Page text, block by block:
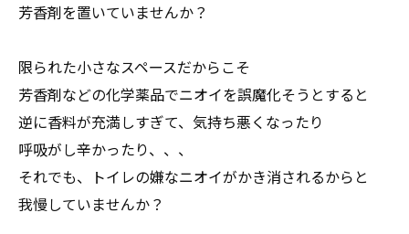
芳香剤を置いていませんか？
限られた小さなスペースだからこそ
芳香剤などの化学薬品でニオイを誤魔化そうとすると
逆に香料が充満しすぎて、気持ち悪くなったり
呼吸がし辛かったり、、、
それでも、トイレの嫌なニオイがかき消されるからと
我慢していませんか？